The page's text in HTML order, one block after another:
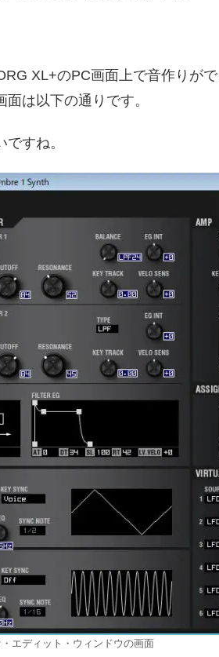
XL+のPC画面上で音作りが
は以下の通りです。
すね。
エディット・ウィンドウの画面